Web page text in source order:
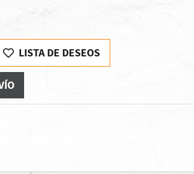
LISTA DE DESEOS